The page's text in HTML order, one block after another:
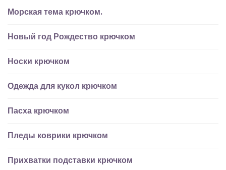
Морская тема крючком.
Новый год Рождество крючком
Носки крючком
Одежда для кукол крючком
Пасха крючком
Пледы коврики крючком
Прихватки подставки крючком